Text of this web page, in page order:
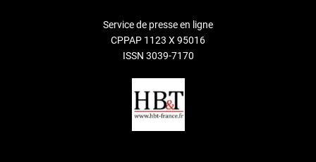
Service de presse en ligne
CPPAP 1123 X 95016
ISSN 3039-7170